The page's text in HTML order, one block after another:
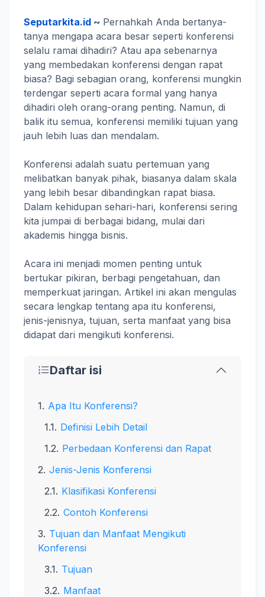
Seputarkita.id ~ Pernahkah Anda bertanya-
tanya mengapa acara besar seperti konferensi
selalu ramai dihadiri? Atau apa sebenarnya
yang membedakan konferensi dengan rapat
biasa? Bagi sebagian orang, konferensi mungkin
terdengar seperti acara formal yang hanya
dihadiri oleh orang-orang penting. Namun, di
balik itu semua, konferensi memiliki tujuan yang
jauh lebih luas dan mendalam.
Konferensi adalah suatu pertemuan yang
melibatkan banyak pihak, biasanya dalam skala
yang lebih besar dibandingkan rapat biasa.
Dalam kehidupan sehari-hari, konferensi sering
kita jumpai di berbagai bidang, mulai dari
akademis hingga bisnis.
Acara ini menjadi momen penting untuk
bertukar pikiran, berbagi pengetahuan, dan
memperkuat jaringan. Artikel ini akan mengulas
secara lengkap tentang apa itu konferensi,
jenis-jenisnya, tujuan, serta manfaat yang bisa
didapat dari mengikuti konferensi.
Daftar isi
Apa Itu Konferensi?
Definisi Lebih Detail
Perbedaan Konferensi dan Rapat
Jenis-Jenis Konferensi
Klasifikasi Konferensi
Contoh Konferensi
Tujuan dan Manfaat Mengikuti
Konferensi
Tujuan
Manfaat